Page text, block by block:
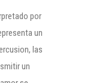
por
un
las
un